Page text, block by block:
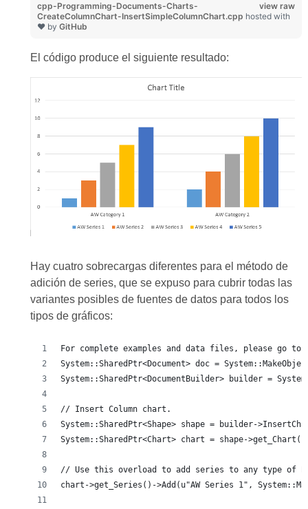
view raw
cpp-Programming-Documents-Charts-
CreateColumnChart-InsertSimpleColumnChart.cpp hosted with
❤ by GitHub
El código produce el siguiente resultado:
Hay cuatro sobrecargas diferentes para el método de
adición de series, que se expuso para cubrir todas las
variantes posibles de fuentes de datos para todos los
tipos de gráficos:
For complete examples and data files, please go to
System::SharedPtr<Document> doc =
System::SharedPtr<DocumentBuilder> builder =
// Insert Column chart.
System::SharedPtr<Shape> shape = builder-
System::SharedPtr<Chart> chart = shape-
// Use this overload to add series to any type of
chart->get_Series()->Add(u"AW Series 1",